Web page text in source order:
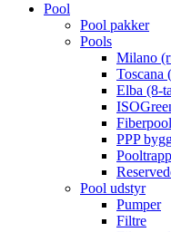
Pool
Pool pakker
Pools
Milano
Toscana
Elba (8-
PPP
Pool udstyr
Pumper
Filtre